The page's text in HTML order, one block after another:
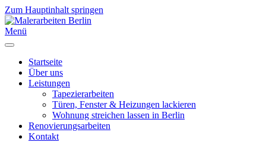
Zum Hauptinhalt springen
Menü
Startseite
Über uns
Leistungen
Tapezierarbeiten
Türen, Fenster & Heizungen lackieren
Wohnung streichen lassen in Berlin
Renovierungsarbeiten
Kontakt